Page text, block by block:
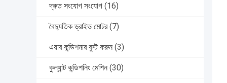
দ্রুত সংযোগ সংযোগ (16)
বৈদ্যুতিক ড্রাইভ মোটর (7)
এয়ার কন্ডিশনার বুস্ট করুন (3)
কুল্যান্ট কন্ডিশনিং মেশিন (30)